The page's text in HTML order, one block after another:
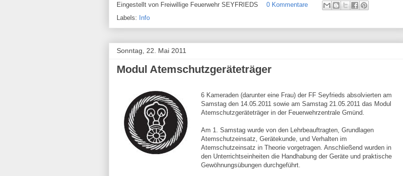
Eingestellt von Freiwillige Feuerwehr SEYFRIEDS
0 Kommentare
Labels:
Info
Sonntag, 22. Mai 2011
Modul Atemschutzgeräteträger
6 Kameraden (darunter eine Frau) der FF Seyfrieds absolvierten am
Samstag den 14.05.2011 sowie am Samstag 21.05.2011 das Modul
Atemschutzgeräteträger in der Feuerwehrzentrale Gmünd.
Am 1. Samstag wurde von den Lehrbeauftragten, Grundlagen
Atemschutzeinsatz, Gerätekunde, und Verhalten im
Atemschutzeinsatz in Theorie vorgetragen. Anschließend wurden in
den Unterrichtseinheiten die Handhabung der Geräte und praktische
Gewöhnungsübungen durchgeführt.